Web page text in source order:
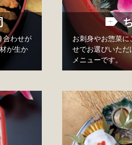
合わせが
が生か
お刺身やお惣菜
せでお選びいただ
メニューです。